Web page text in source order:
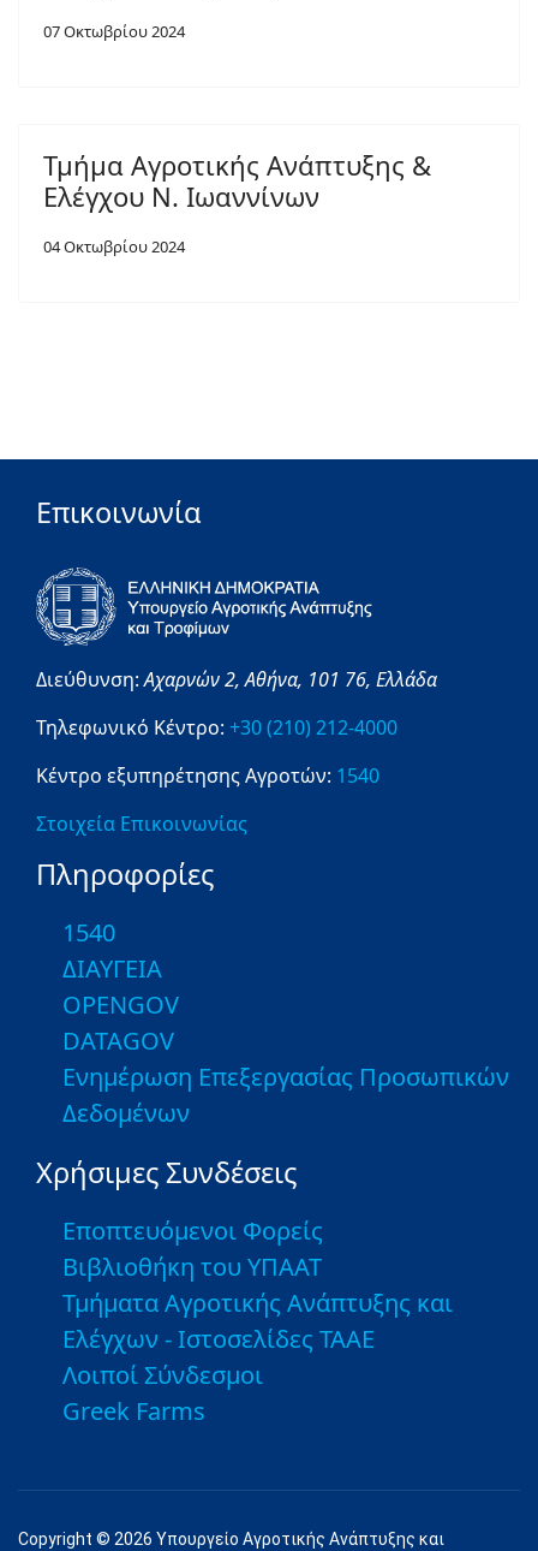
07 Οκτωβρίου 2024
Τμήμα Αγροτικής Ανάπτυξης &
Ελέγχου Ν. Ιωαννίνων
04 Οκτωβρίου 2024
Επικοινωνία
Διεύθυνση:Αχαρνών 2,Αθήνα, 101 76, Ελλάδα
Τηλεφωνικό Κέντρο: +30 (210) 212-4000
Κέντρο εξυπηρέτησης Αγροτών: 1540
Στοιχεία Επικοινωνίας
Πληροφορίες
1540
ΔΙΑΥΓΕΙΑ
OPENGOV
DATAGOV
Ενημέρωση Επεξεργασίας Προσωπικών
Δεδομένων
Χρήσιμες Συνδέσεις
Εποπτευόμενοι Φορείς
Βιβλιοθήκη του ΥΠΑΑΤ
Τμήματα Αγροτικής Ανάπτυξης και
Ελέγχων - Ιστοσελίδες ΤΑΑΕ
Λοιποί Σύνδεσμοι
Greek Farms
Copyright © 2026 Υπουργείο Αγροτικής Ανάπτυξης και